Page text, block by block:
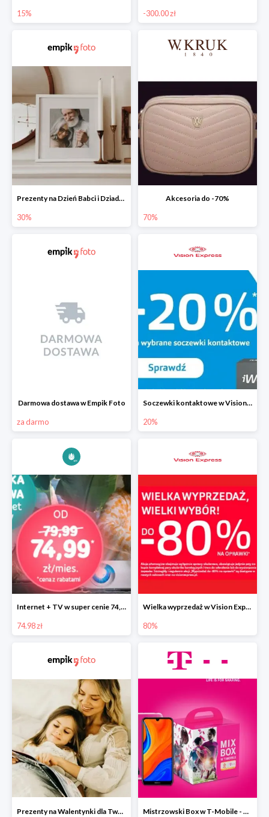
15% -300.00 zł
Prezenty na Dzień Babci i Dziadka w Empik Foto do -30%
30%
Akcesoria do -70%
70%
Darmowa dostawa w Empik Foto
za darmo
Soczewki kontaktowe w Vision Express do -20%
20%
Internet + TV w super cenie 74,99zł/mc
74.98 zł
Wielka wyprzedaż w Vision Express do -80%
80%
Prezenty na Walentynki dla Twoich bliskich w Empik Foto do -30% Mistrzowski Box w T-Mobile - Mistrzowski Box od 30 zł.